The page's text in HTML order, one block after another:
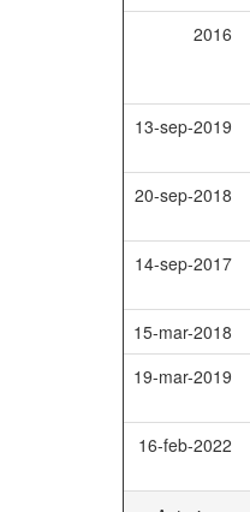
2016
13-sep-2019
20-sep-2018
14-sep-2017
15-mar-2018
19-mar-2019
16-feb-2022